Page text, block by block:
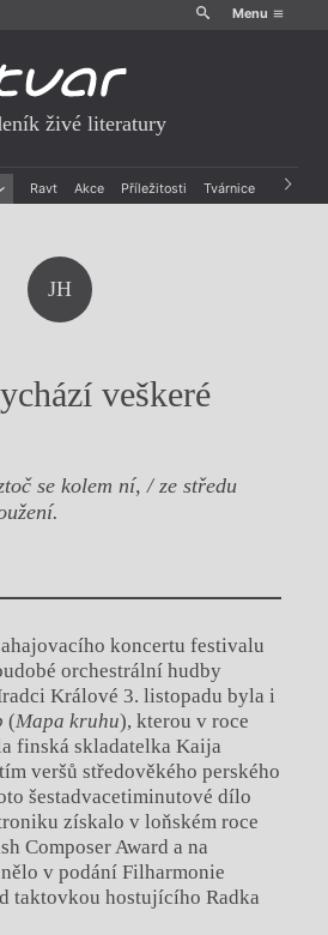
Menu
živé literatury
Ravt Akce Příležitosti Tvárnice Archiv
JH
veškeré
se kolem ní, / ze středu
koncertu festivalu
orchestrální hudby
Králové 3. listopadu byla i
(Mapa kruhu), kterou v roce
finská skladatelka Kaija
veršů středověkého perského
šestadvacetiminutové dílo
získalo v loňském roce
Composer Award a na
v podání Filharmonie
taktovkou hostujícího Radka